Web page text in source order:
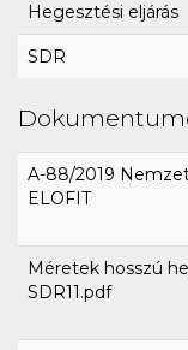
Hegesztési eljárás
SDR
A-88/2019
ELOFIT
Méretek hosszú
SDR11.pdf